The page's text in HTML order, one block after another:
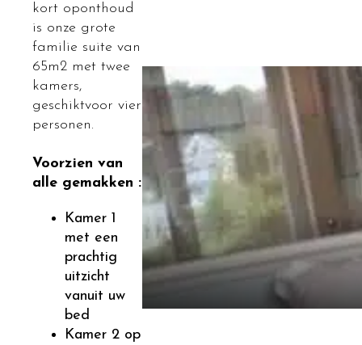
kort oponthoud
is onze grote
familie suite van
65m2 met twee
kamers,
geschiktvoor vier
personen.
Voorzien van
alle gemakken :
Kamer 1
met een
prachtig
uitzicht
vanuit uw
bed
Kamer 2 op